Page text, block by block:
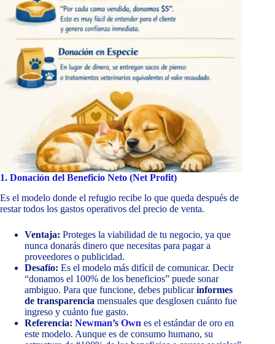
1. Donación del Beneficio Neto (Net Profit)
Es el modelo donde el refugio recibe lo que queda después de
restar todos los gastos operativos del precio de venta.
Ventaja: Proteges la viabilidad de tu negocio, ya que
nunca donarás dinero que necesitas para pagar a
proveedores o publicidad.
Desafío: Es el modelo más difícil de comunicar. Decir
“donamos el 100% de los beneficios” puede sonar
ambiguo. Para que funcione, debes publicarinformes
de transparencia mensuales que desglosen cuánto fue
ingreso y cuánto fue gasto.
Referencia: Newman’s Own es el estándar de oro en
este modelo. Aunque es de consumo humano, su